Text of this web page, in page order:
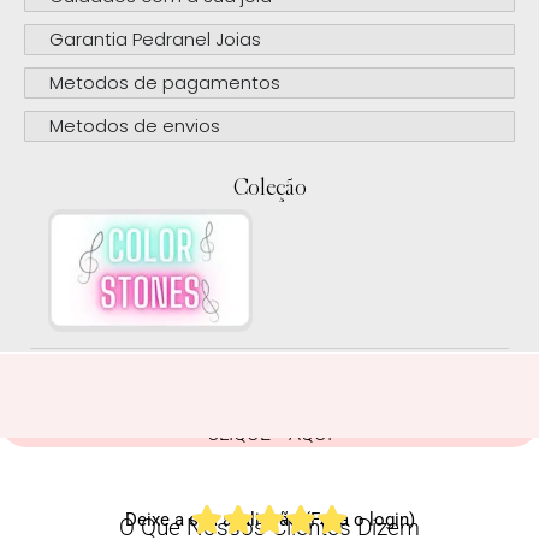
Garantia Pedranel Joias
Metodos de pagamentos
Metodos de envios
Coleção
CLIQUE AQUI
O Que Nossos Clientes Dizem
Deixe a sua avaliação (Faça o login)